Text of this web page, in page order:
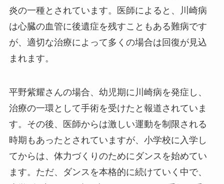
炎の一種とされています。医師によると、川崎病
は心臓の血管に後遺症を残すこともある難病です
が、適切な治療によって多くの場合は回復が見込
まれます。
平野紫耀さんの場合、幼児期に川崎病を発症し、
治療の一環として手術を受けたと報道されていま
す。その後、医師からは激しい運動を制限される
時期もあったとされていますが、小学校に入学し
てからは、体力づくりのためにダンスを始めてい
ます。ただ、ダンスを本格的に続けていく中で、